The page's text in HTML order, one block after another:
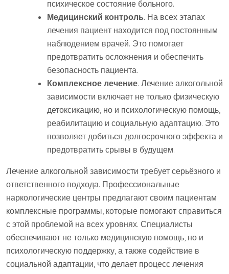
психическое состояние больного.
Медицинский контроль. На всех этапах
лечения пациент находится под постоянным
наблюдением врачей. Это помогает
предотвратить осложнения и обеспечить
безопасность пациента.
Комплексное лечение. Лечение алкогольной
зависимости включает не только физическую
детоксикацию, но и психологическую помощь,
реабилитацию и социальную адаптацию. Это
позволяет добиться долгосрочного эффекта и
предотвратить срывы в будущем.
Лечение алкогольной зависимости требует серьёзного и
ответственного подхода. Профессиональные
наркологические центры предлагают своим пациентам
комплексные программы, которые помогают справиться
с этой проблемой на всех уровнях. Специалисты
обеспечивают не только медицинскую помощь, но и
психологическую поддержку, а также содействие в
социальной адаптации, что делает процесс лечения